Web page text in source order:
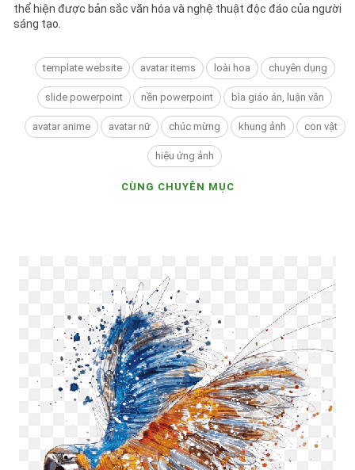
thể hiện được bản sắc văn hóa và nghệ thuật độc đáo của người
sáng tạo.
template website avatar items loài hoa chuyên dụng
slide powerpoint nền powerpoint bìa giáo án, luận văn
avatar anime avatar nữ chúc mừng khung ảnh con vật
hiệu ứng ảnh
CÙNG CHUYÊN MỤC